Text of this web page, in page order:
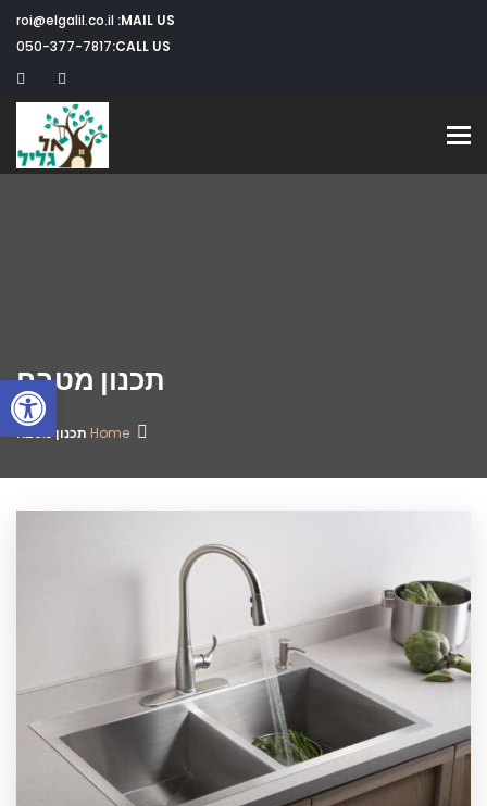
MAIL US:
CALL US:
050-377-7817
Toggle navigation
תכנון מטבח
Home תכנון מטבח